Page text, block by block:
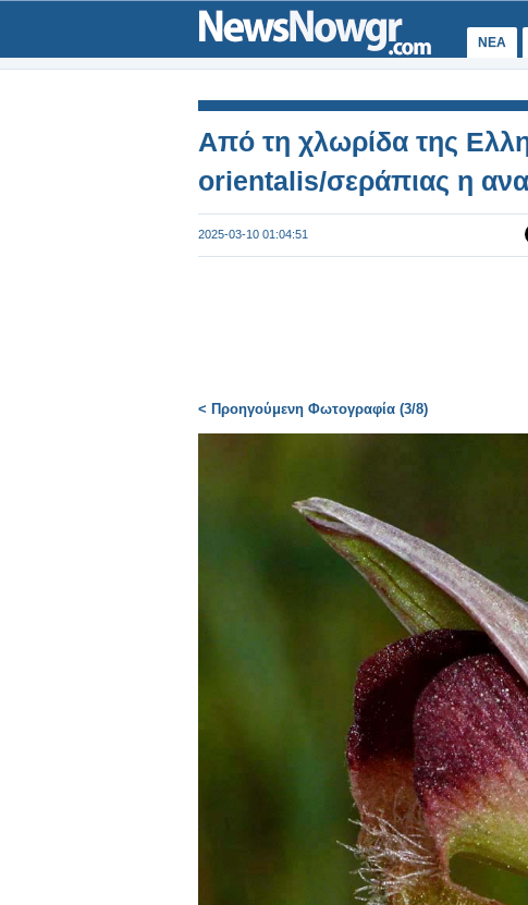
ΝΕΑ
Από τη χλωρίδα της
orientalis/σεράπιας η
2025-03-10 01:04:51
< Προηγούμενη Φωτογραφία (3/8)